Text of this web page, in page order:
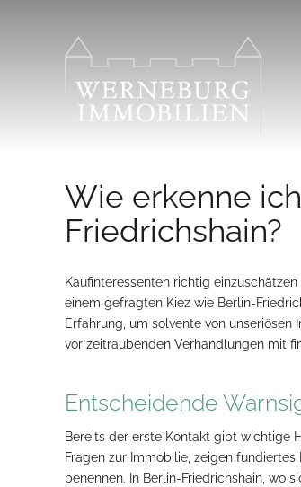
Wie erkenne
Friedrichshain?
Kaufinteressenten richtig
einem gefragten Kiez wie Berlin-
Erfahrung, um solvente von
vor zeitraubenden Verhandlungen mit
Entscheidende
Bereits der erste Kontakt gibt wichtige
Fragen zur Immobilie, zeigen
benennen. In Berlin-Friedrichshain, wo